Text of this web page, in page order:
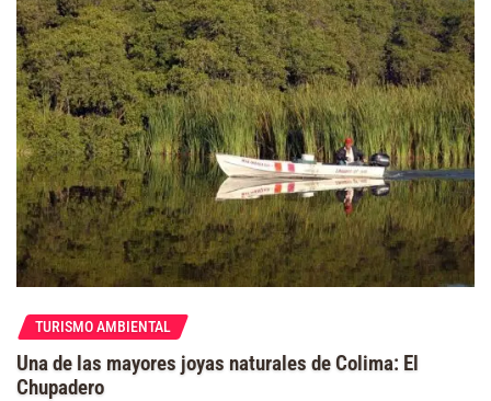
TURISMO AMBIENTAL
Una de las mayores joyas naturales de Colima: El
Chupadero